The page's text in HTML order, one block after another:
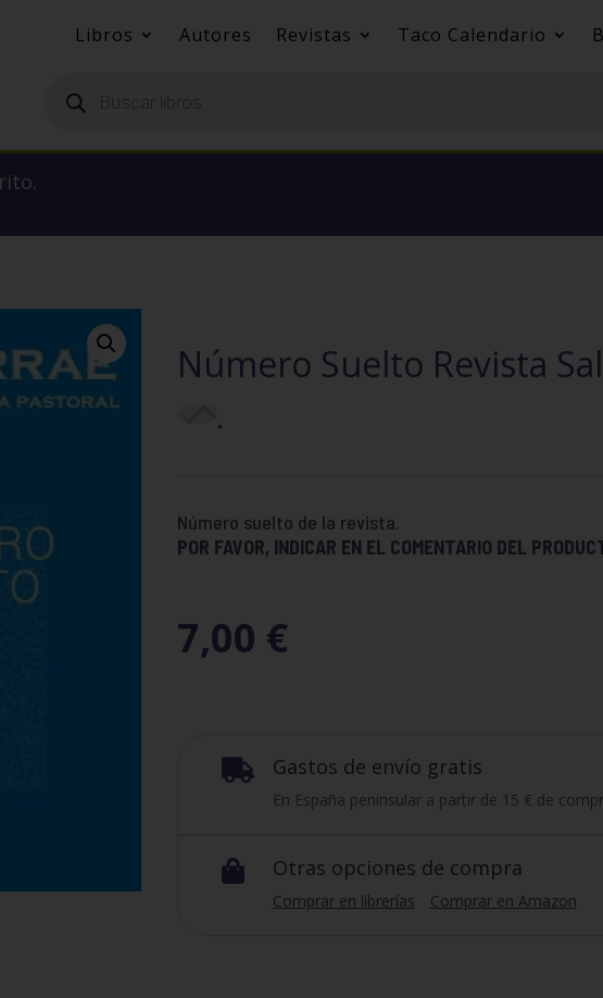
Libros Autores Revistas Taco Calendario
productos
Número Suelto Revista Sal
.
Número suelto de la revista.
POR FAVOR, INDICAR EN EL COMENTARIO DEL
7,00 €
 Gastos de envío gratis
En España peninsular a partir de 15 € de
 Otras opciones de compra
Comprar en librerías Comprar en Amazon